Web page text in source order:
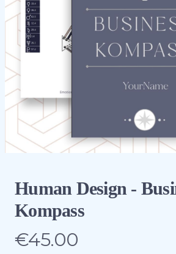
Human Design -
Kompass
Product information
€45.00